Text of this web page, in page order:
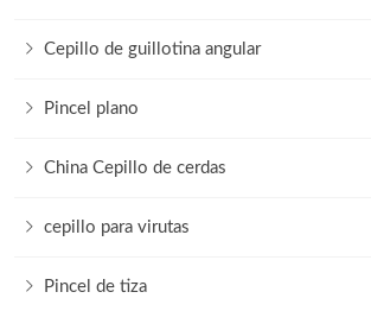
Cepillo de guillotina angular
Pincel plano
China Cepillo de cerdas
cepillo para virutas
Pincel de tiza